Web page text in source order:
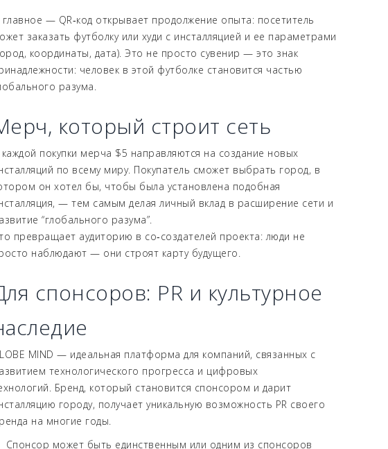
— QR‑код открывает продолжение опыта: посетитель
заказать футболку или худи с инсталляцией и ее параметрами
координаты, дата). Это не просто сувенир — это знак
человек в этой футболке становится частью
разума.
который строит сеть
покупки мерча $5 направляются на создание новых
по всему миру. Покупатель сможет выбрать город, в
он хотел бы, чтобы была установлена подобная
— тем самым делая личный вклад в расширение сети и
“глобального разума”.
превращает аудиторию в со‑создателей проекта: люди не
наблюдают — они строят карту будущего.
спонсоров: PR и культурное
MIND — идеальная платформа для компаний, связанных с
технологического прогресса и цифровых
Бренд, который становится спонсором и дарит
городу, получает уникальную возможность PR своего
на многие годы.
Спонсор может быть единственным или одним из спонсоров